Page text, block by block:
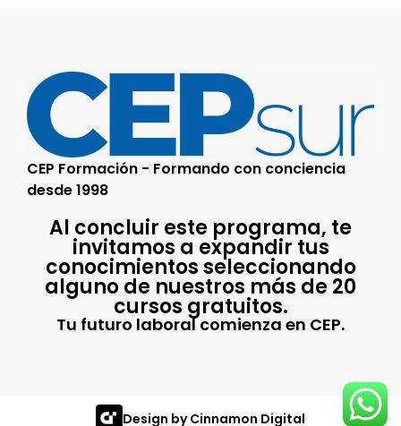
CEP Formación - Formando con conciencia
desde 1998
Al concluir este programa, te
invitamos a expandir tus
conocimientos seleccionando
alguno de nuestros más de 20
cursos gratuitos.
Tu futuro laboral comienza en CEP.
Design by Cinnamon Digital